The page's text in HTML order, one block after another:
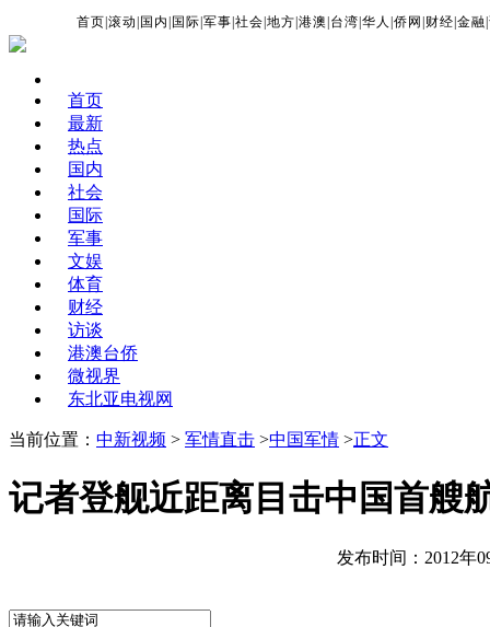
首页 |滚动 国内 国际 |军事 |社会 |地方 |港澳 台湾 |华人 |侨网 财经 |金融 |
首页
最新
热点
国内
社会
国际
军事
文娱
体育
财经
访谈
港澳台侨
微视界
东北亚电视网
当前位置： 中新视频 > 军情直击 >中国军情 >正文
记者登舰近距离目击中国首艘
发布时间：2012年